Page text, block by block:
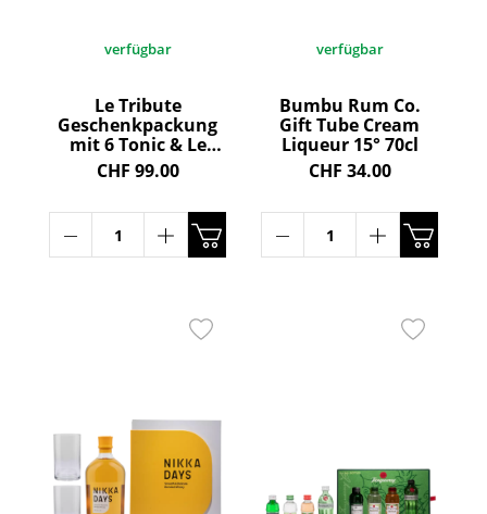
verfügbar
Le Tribute
Geschenkpackung
mit 6 Tonic & Le
Tribute Gin 43° 70cl
CHF 99.00
verfügbar
Bumbu Rum Co.
Gift Tube Cream
Liqueur 15° 70cl
CHF 34.00